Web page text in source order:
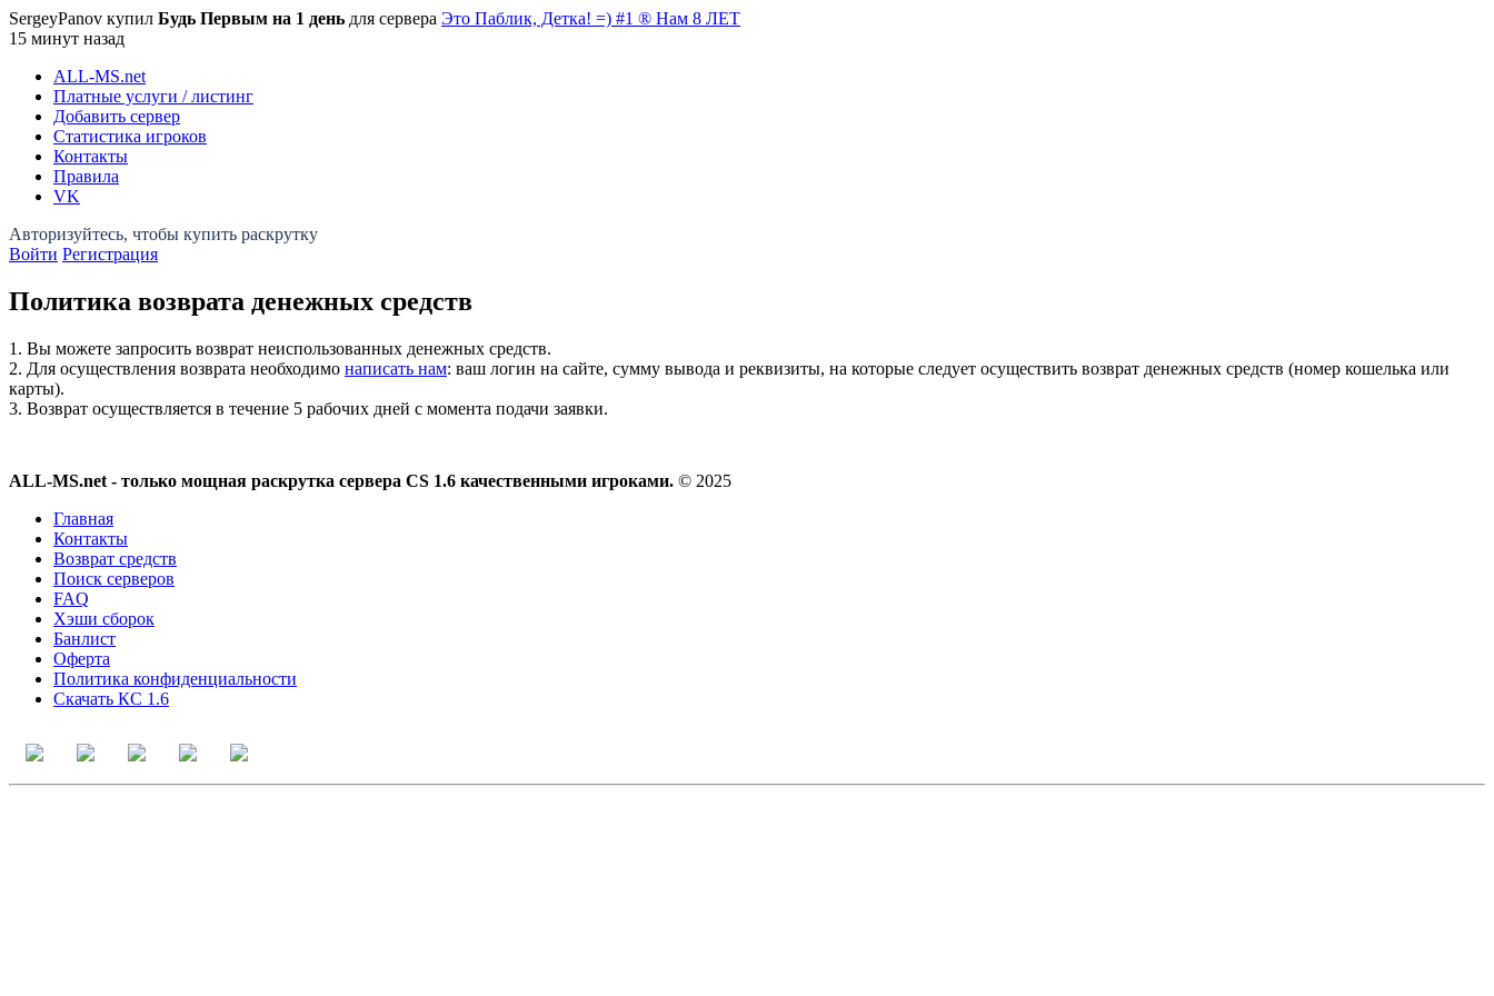
SergeyPanov купил Будь Первым на 1 день для сервера Это Паблик, Детка! =) #1 ® Нам 8 ЛЕТ
15 минут назад
ALL-MS.net
Платные услуги / листинг
Добавить сервер
Статистика игроков
Контакты
Правила
VK
Войти Регистрация
Политика возврата денежных средств
1. Вы можете запросить возврат неиспользованных денежных средств.
2. Для осуществления возврата необходимо написать нам: ваш логин на сайте, сумму вывода и реквизиты, на которые следует осуществить возврат денежных средств (номер кошелька или
карты).
3. Возврат осуществляется в течение 5 рабочих дней с момента подачи заявки.
ALL-MS.net - только мощная раскрутка сервера CS 1.6 качественными игроками. © 2025
Главная
Контакты
Возврат средств
Поиск серверов
FAQ
Хэши сборок
Банлист
Оферта
Политика конфиденциальности
Скачать КС 1.6